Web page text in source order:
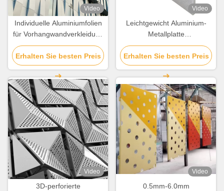
Video
Individuelle Aluminiumfolien
für Vorhangwandverkleidung
/ Dekoration
Erhalten Sie besten Preis
Video
Leichtgewicht Aluminium-
Metallplatte
kundenspezifische
Aluminiumplatte
Wettersicherung
Erhalten Sie besten Preis
Video
3D-perforierte
Video
0.5mm-6.0mm